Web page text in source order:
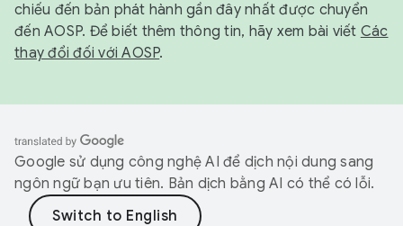
chiếu đến bản phát hành gần đây nhất được chuyển
đến AOSP. Để biết thêm thông tin, hãy xem bài viết Các
thay đổi đối với AOSP.
Google sử dụng công nghệ AI để dịch nội dung sang
ngôn ngữ bạn ưu tiên. Bản dịch bằng AI có thể có lỗi.